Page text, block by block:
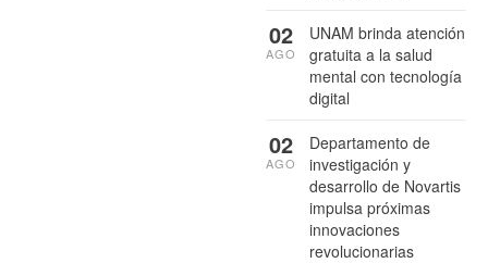
UNAM brinda atención
gratuita a la salud
mental con tecnología
digital
02
AGO
Departamento de
investigación y
desarrollo de Novartis
impulsa próximas
innovaciones
revolucionarias
02
AGO